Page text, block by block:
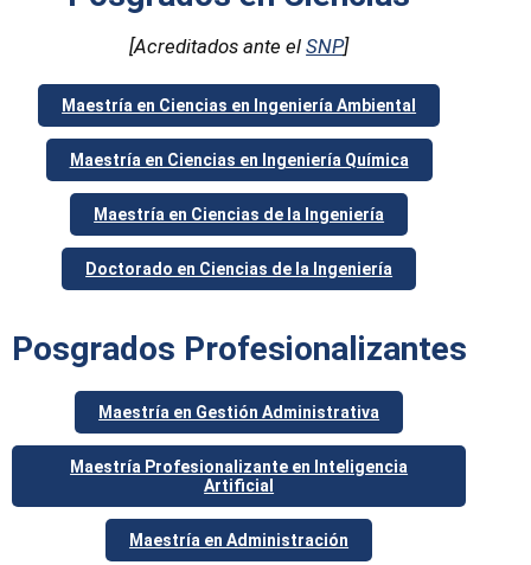
[Acreditados ante elSNP]
Maestría en Ciencias en Ingeniería Ambiental
Maestría en Ciencias en Ingeniería Química
Maestría en Ciencias de la Ingeniería
Doctorado en Ciencias de la Ingeniería
Posgrados Profesionalizantes
Maestría en Gestión Administrativa
Maestría Profesionalizante en Inteligencia
Artificial
Maestría en Administración